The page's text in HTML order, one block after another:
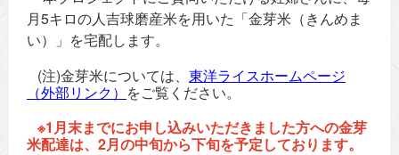
月5キロの人吉球磨産米を用いた「金芽米（きんめま
い）」を宅配します。
(注)金芽米については、 東洋ライスホームページ
（外部リンク） をご覧ください。
※1月末までにお申し込みいただきました方への金芽
米配達は、2月の中旬から下旬を予定しております。